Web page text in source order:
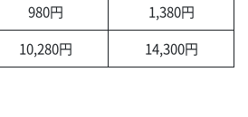
980円
1,380円
10,280円 14,300円